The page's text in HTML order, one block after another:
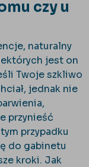
czy u
naturalny
jest on
Twoje szkliwo
jednak nie
przynieść
przypadku
do gabinetu
kroki. Jak